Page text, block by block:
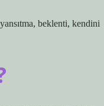
beklenti, kendini